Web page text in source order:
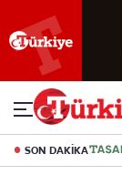
SON DAKİKA